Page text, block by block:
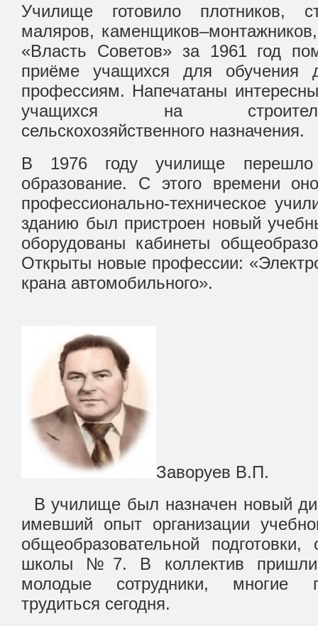
Училище готовило плотников,
маляров,
«Власть Советов» за 1961 год
приёме учащихся для обучения
профессиям. Напечатаны
учащихся на
сельскохозяйственного назначения.
В 1976 году училище
образование. С этого времени
профессионально-техническое
зданию был пристроен новый
оборудованы кабинеты
Открыты новые профессии:
крана автомобильного».
Заворуев В.П.
В училище был назначен новый
имевший опыт организации
общеобразовательной
школы №7. В коллектив
молодые сотрудники, многие
трудиться сегодня.